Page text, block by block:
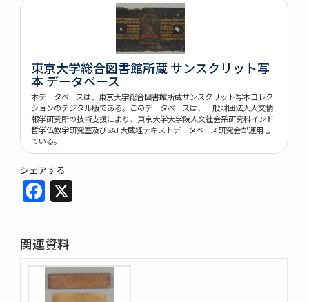
東京大学総合図書館所蔵 サンスクリット写
本 データベース
本データベースは、東京大学総合図書館所蔵サンスクリット写本コレク
ションのデジタル版である。このデータベースは、一般財団法人人文情
報学研究所の技術支援により、東京大学大学院人文社会系研究科インド
哲学仏教学研究室及びSAT大蔵経テキストデータベース研究会が運用し
ている。
シェアする
Facebook
関連資料